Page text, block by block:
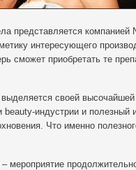
представляется
интересующего
сможет приобретать те
своей
beauty-индустрии и
Что именно
мероприятие